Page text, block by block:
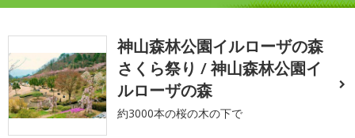
神山森林公園イルローザの森
さくら祭り / 神山森林公園イ
ルローザの森
約3000本の桜の木の下で